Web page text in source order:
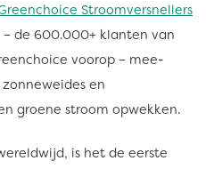
Stroomversnellers
de 600.000+ klanten van
voorop – mee-
en
groene stroom opwekken.
is het de eerste